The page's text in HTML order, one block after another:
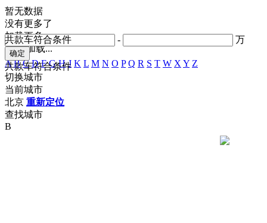
- 万
共款车符合条件
共款车符合条件
暂无数据
没有更多了
加载更多
正在加载...
A B C D F G H J K L M N O P Q R S T W X Y Z
切换城市
当前城市
北京 重新定位
查找城市
B